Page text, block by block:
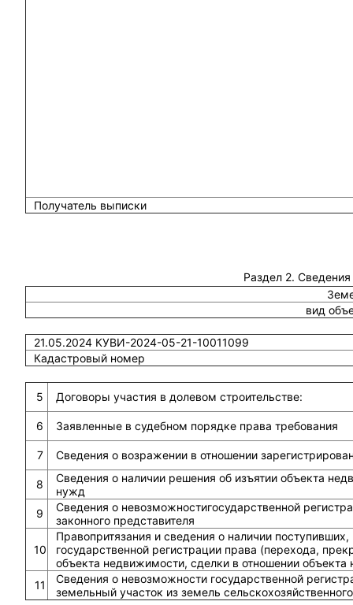
Получатель выписки
Раздел 2.
вид
21.05.2024 КУВИ-2024-05-21-10011099
Кадастровый номер
5 Договоры участия в долевом строительстве:
6 Заявленные в судебном порядке права требования
7 Сведения о возражении в отношении
8
Сведения о наличии решения об изъятии объекта
нужд
9
Сведения о невозможностигосударственной
законного представителя
10
Правопритязания и сведения о наличии
государственной регистрации права (перехода,
объекта недвижимости, сделки в отношении
11
Сведения о невозможности государственной
земельный участок из земель